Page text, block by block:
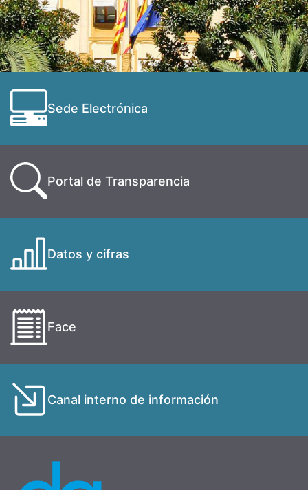
Sede Electrónica
Portal de Transparencia
Datos y cifras
Face
Canal interno de información